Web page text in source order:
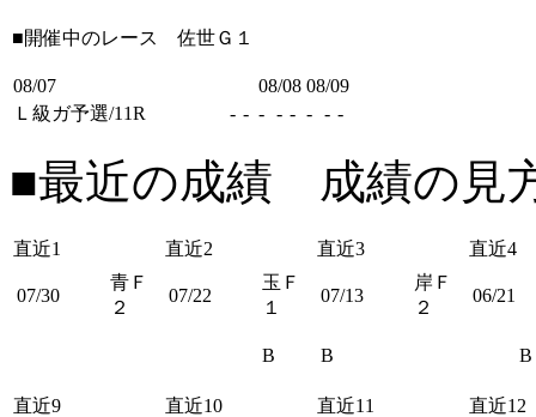
■開催中のレース 佐世Ｇ１
08/07 08/08 08/09
Ｌ級ガ予選/11R
- - - - - - - -
■最近の成績 成績の見
直近1 直近2 直近3 直近4
07/30
青Ｆ
２
07/22
玉Ｆ
１
B
07/13
岸Ｆ
２
B
06/21
B
直近9 直近10 直近11 直近12